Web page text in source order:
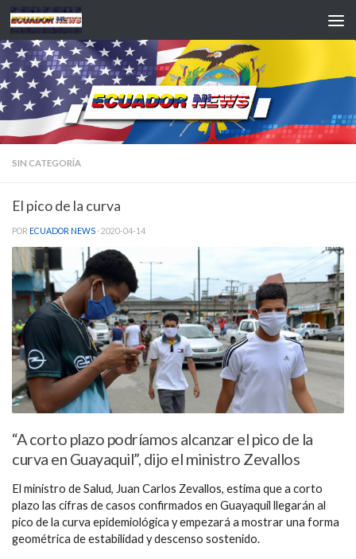
Saltar al contenido
SIN CATEGORÍA
El pico de la curva
POR ECUADOR NEWS · 2020-04-14
“A corto plazo podríamos alcanzar el pico de la
curva en Guayaquil”, dijo el ministro Zevallos
El ministro de Salud, Juan Carlos Zevallos, estima que a corto
plazo las cifras de casos confirmados en Guayaquil llegarán al
pico de la curva epidemiológica y empezará a mostrar una forma
geométrica de estabilidad y descenso sostenido.